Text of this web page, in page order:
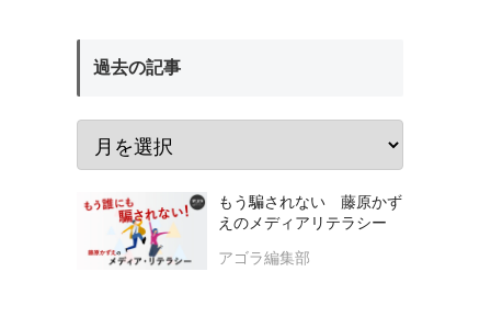
過去の記事
もう騙されない 藤原かず
えのメディアリテラシー
アゴラ編集部